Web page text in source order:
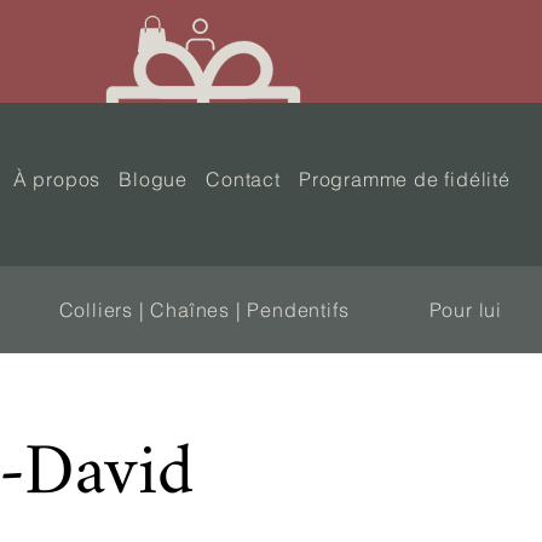
À propos Blogue Contact Programme de fidélité
Colliers | Chaînes | Pendentifs Pour lui